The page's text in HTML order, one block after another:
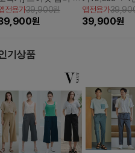
업 3종(티셔츠+팬츠
슬리브리스)
전용가39,900원
원
이컷 니트셋업
디풀오버＆베
앱전용가
39,900원
기상품